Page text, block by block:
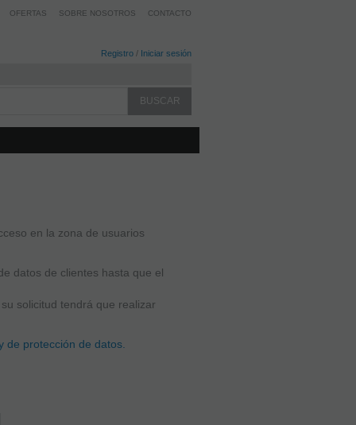
Registro / Iniciar sesión
OFERTAS SOBRE NOSOTROS CONTACTO
en la zona de usuarios
datos de clientes hasta que el
solicitud tendrá que realizar
de protección de datos.